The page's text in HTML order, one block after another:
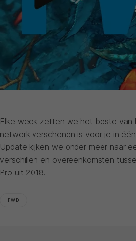
Elke week zetten we het beste
netwerk verschenen is voor je in
Update kijken we onder meer naar
verschillen en overeenkomsten
Pro uit 2018.
FWD